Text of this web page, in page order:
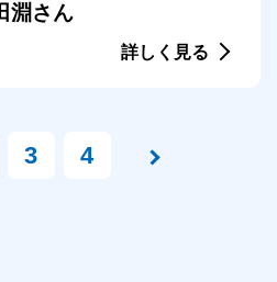
さん
詳しく見る
3 4